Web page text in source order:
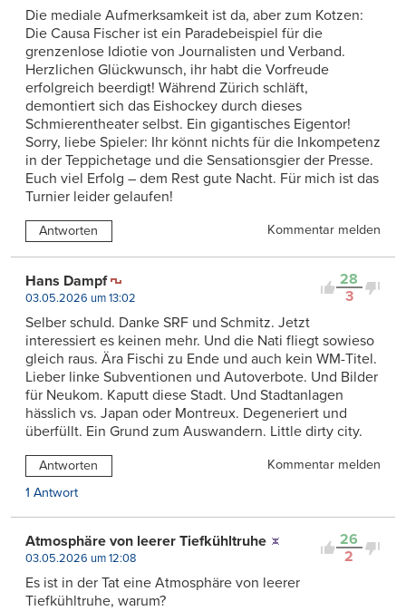
Die mediale Aufmerksamkeit ist da, aber zum Kotzen:
Die Causa Fischer ist ein Paradebeispiel für die
grenzenlose Idiotie von Journalisten und Verband.
Herzlichen Glückwunsch, ihr habt die Vorfreude
erfolgreich beerdigt! Während Zürich schläft,
demontiert sich das Eishockey durch dieses
Schmierentheater selbst. Ein gigantisches Eigentor!
Sorry, liebe Spieler: Ihr könnt nichts für die Inkompetenz
in der Teppichetage und die Sensationsgier der Presse.
Euch viel Erfolg – dem Rest gute Nacht. Für mich ist das
Turnier leider gelaufen!
Antworten Kommentar melden
28
3
Hans Dampf
03.05.2026 um 13:02
Selber schuld. Danke SRF und Schmitz. Jetzt
interessiert es keinen mehr. Und die Nati fliegt sowieso
gleich raus. Ära Fischi zu Ende und auch kein WM-Titel.
Lieber linke Subventionen und Autoverbote. Und Bilder
für Neukom. Kaputt diese Stadt. Und Stadtanlagen
hässlich vs. Japan oder Montreux. Degeneriert und
überfüllt. Ein Grund zum Auswandern. Little dirty city.
Antworten
Kommentar melden
1 Antwort
26
2
Atmosphäre von leerer Tiefkühltruhe
03.05.2026 um 12:08
Es ist in der Tat eine Atmosphäre von leerer
Tiefkühltruhe, warum?